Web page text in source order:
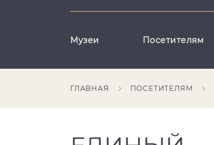
Музеи Посетителям
ГЛАВНАЯ ПОСЕТИТЕЛЯМ